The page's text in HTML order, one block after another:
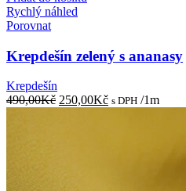
Rychlý náhled
Porovnat
Krepdešín zelený s ananasy
Krepdešín
490,00Kč Původní
250,00KčAktuální
s DPH /1m